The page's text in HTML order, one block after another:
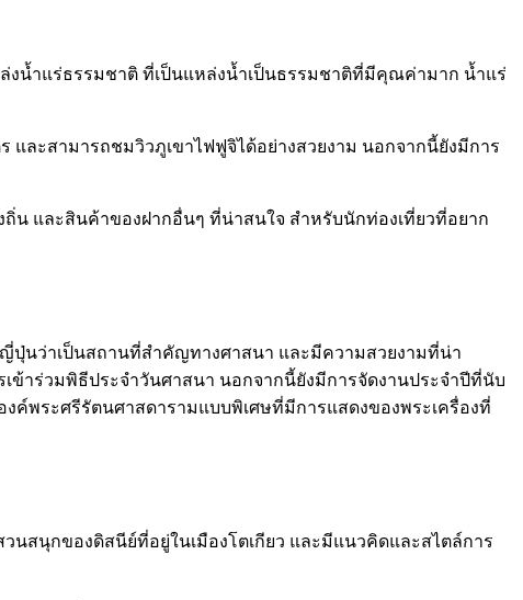
ล่งน้ำแร่ธรรมชาติ ที่เป็นแหล่งน้ำเป็นธรรมชาติที่มีคุณค่ามาก น้ำแร่
และสามารถชมวิวภูเขาไฟฟูจิได้อย่างสวยงาม นอกจากนี้ยังมีการ
และสินค้าของฝากอื่นๆ ที่น่าสนใจ สำหรับนักท่องเที่ยวที่อยาก
ปุ่นว่าเป็นสถานที่สำคัญทางศาสนา และมีความสวยงามที่น่า
ข้าร่วมพิธีประจำวันศาสนา นอกจากนี้ยังมีการจัดงานประจำปีที่นับ
ค์พระศรีรัตนศาสดารามแบบพิเศษที่มีการแสดงของพระเครื่องที่
วนสนุกของดิสนีย์ที่อยู่ในเมืองโตเกียว และมีแนวคิดและสไตล์การ